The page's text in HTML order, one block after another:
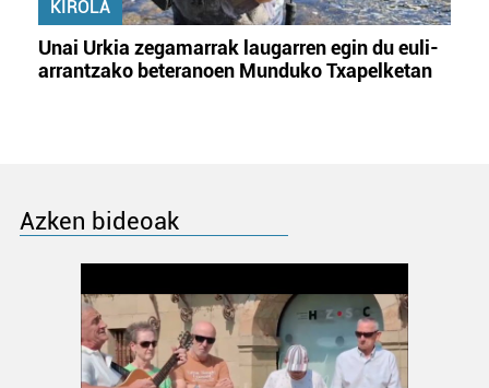
KIROLA
Unai Urkia zegamarrak laugarren egin du euli-
arrantzako beteranoen Munduko Txapelketan
Azken bideoak